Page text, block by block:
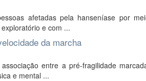
afetadas pela hanseníase por
e com ...
da marcha
entre a pré-fragilidade
e mental ...